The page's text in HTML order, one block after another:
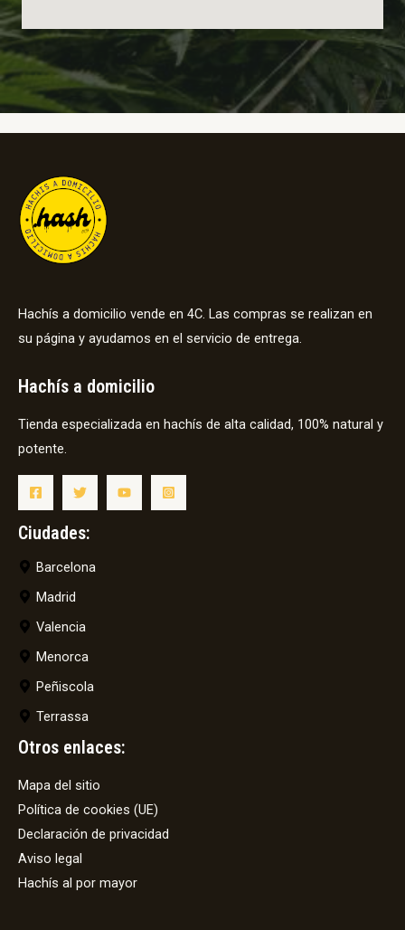
Hachís a domicilio vende en 4C. Las compras se realizan en
su página y ayudamos en el servicio de entrega.
Hachís a domicilio
Tienda especializada en hachís de alta calidad, 100% natural y
potente.
Ciudades:
Barcelona
Madrid
Valencia
Menorca
Peñiscola
Terrassa
Otros enlaces:
Mapa del sitio
Política de cookies (UE)
Declaración de privacidad
Aviso legal
Hachís al por mayor